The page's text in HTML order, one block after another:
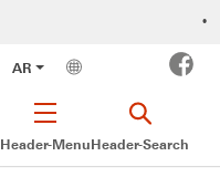
•
AR
Facebook
Header-MenuHeader-Search